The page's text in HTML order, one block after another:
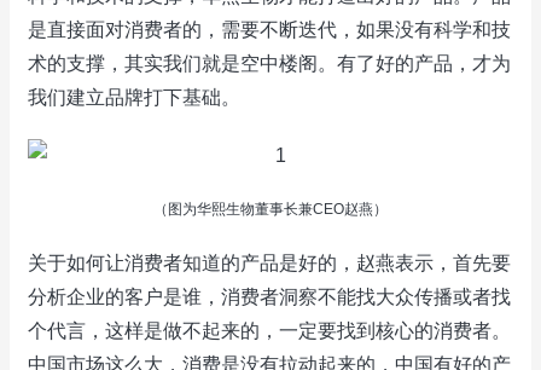
是直接面对消费者的，需要不断迭代，如果没有科学和技
术的支撑，其实我们就是空中楼阁。有了好的产品，才为
我们建立品牌打下基础。
（图为华熙生物董事长兼CEO赵燕）
关于如何让消费者知道的产品是好的，赵燕表示，首先要
分析企业的客户是谁，消费者洞察不能找大众传播或者找
个代言，这样是做不起来的，一定要找到核心的消费者。
中国市场这么大，消费是没有拉动起来的，中国有好的产